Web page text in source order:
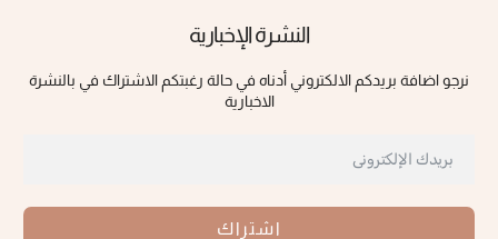
النشرة الإخبارية
نرجو اضافة بريدكم الالكتروني أدناه في حالة رغبتكم الاشتراك في بالنشرة
الاخبارية
اشتراك